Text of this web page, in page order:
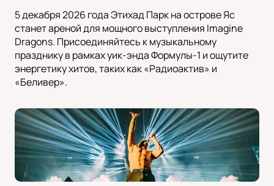
5 декабря 2026 года Этихад Парк на острове Яс
станет ареной для мощного выступления Imagine
Dragons. Присоединяйтесь к музыкальному
празднику в рамках уик-энда Формулы-1 и ощутите
энергетику хитов, таких как «Радиоактив» и
«Беливер».